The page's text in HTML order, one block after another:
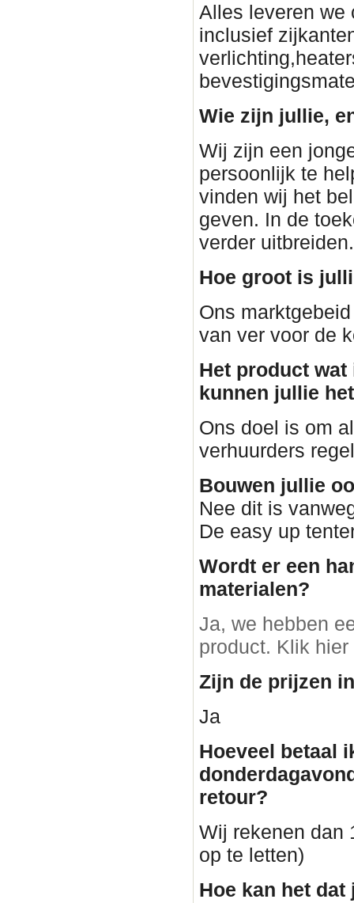
Alles leveren we
inclusief
Wie zijn jullie,
Wij zijn een
persoonlijk te
vinden wij het
geven. In de
verder uitbreiden.
Hoe groot is
Ons
van ver voor de
Het product
kunnen jullie
Ons doel is om
verhuurders
Bouwen jullie
Nee dit is
De easy up
Wordt er een
materialen?
Ja, we hebben
product. Klik
Zijn de prijzen
Ja
Hoeveel betaal
retour?
Wij rekenen dan
op te letten)
Hoe kan het